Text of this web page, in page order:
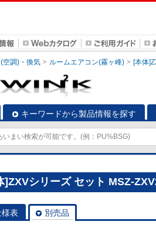
空調)・換気 ルームエアコン(霧ヶ峰) [本体
キーワードから製品情報を探す
シリーズ セット MSZ-
様表 別売品